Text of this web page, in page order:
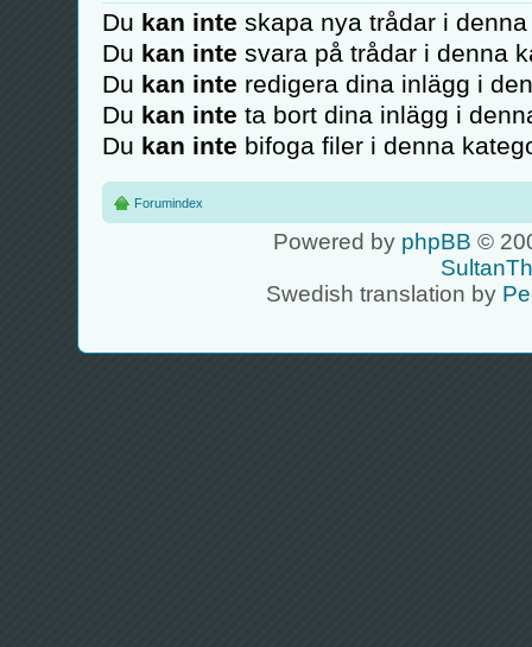
Du kan inte skapa nya trådar i
Du kan inte svara på trådar i denna
Du kan inte redigera dina inlägg i
Du kan inte ta bort dina inlägg i
Du kan inte bifoga filer i denna
Forumindex
Powered by phpBB ©
Swedish translation by